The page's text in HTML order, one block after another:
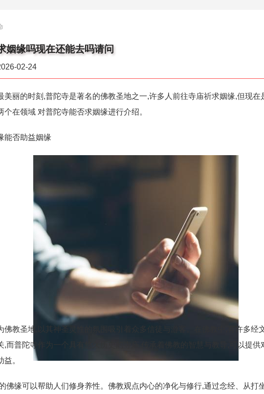
姻缘吗现在还能去吗请问
02-24
美丽的时刻,普陀寺是著名的佛教圣地之一,许多人前往寺庙祈求姻缘,但现在
个在领域 对普陀寺能否求姻缘进行介绍。
能否助益姻缘
佛教圣地,以其神圣灵性的氛围吸引着众多信徒与游客。在佛教中,有许多经
,而普陀寺作为一个具有悠久历史的寺庙,传承着佛教的智慧与教导,可以提供
。
佛缘可以帮助人们修身养性。佛教观点内心的净化与修行,通过念经、从打